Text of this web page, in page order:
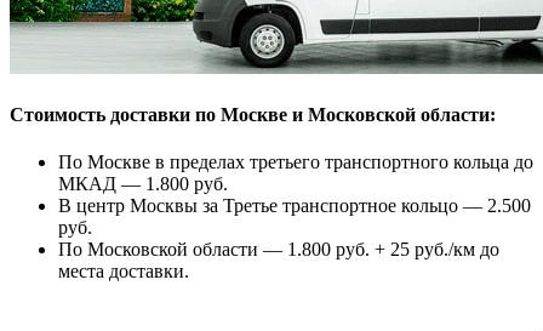
Стоимость доставки по Москве и Московской области:
По Москве в пределах третьего транспортного кольца до
МКАД — 1.800 руб.
В центр Москвы за Третье транспортное кольцо — 2.500
руб.
По Московской области — 1.800 руб. + 25 руб./км до
места доставки.